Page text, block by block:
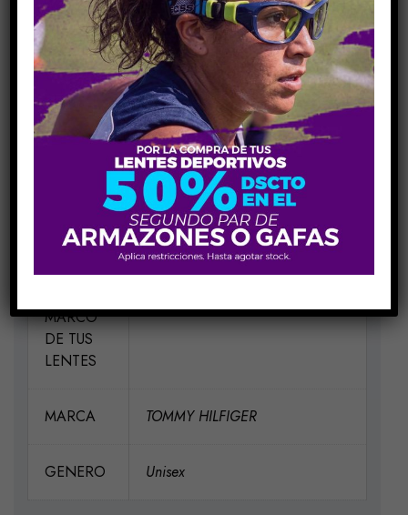
Share Link:
INFORMACIÓN ADICIONAL
MEDIDAS H47-V41-P20-VA145
MATERIAL Acetato-Metal
ELIGE UN
COLOR
MARCO
DE TUS
LENTES
Azul PJP
MARCA TOMMY HILFIGER
GENERO Unisex